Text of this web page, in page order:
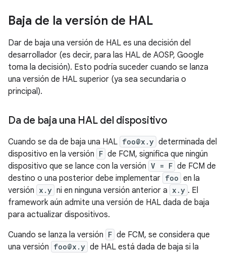
Baja de la versión de HAL
Dar de baja una versión de HAL es una decisión del
desarrollador (es decir, para las HAL de AOSP, Google
toma la decisión). Esto podría suceder cuando se lanza
una versión de HAL superior (ya sea secundaria o
principal).
Da de baja una HAL del dispositivo
Cuando se da de baja una HAL foo@x.y determinada del
dispositivo en la versión F de FCM, significa que ningún
dispositivo que se lance con la versión V = F de FCM de
destino o una posterior debe implementar foo en la
versión x.y ni en ninguna versión anterior a x.y . El
framework aún admite una versión de HAL dada de baja
para actualizar dispositivos.
Cuando se lanza la versión F de FCM, se considera que
una versión foo@x.y de HAL está dada de baja si la